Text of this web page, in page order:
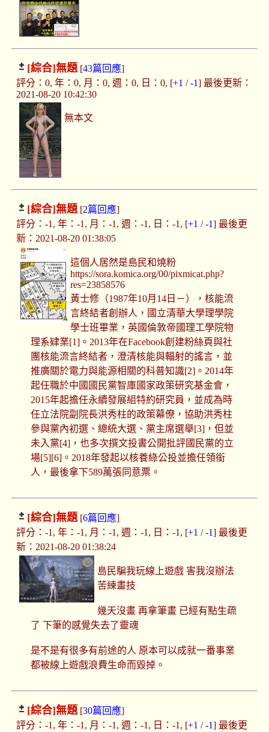
[綜合]無題[43篇回應]
評分：0, 年：0, 月：0, 週：0, 日：0, [+1 /-1] 最後更新：
2021-08-20 10:42:30
無本文
[綜合]無題[2篇回應]
評分：-1, 年：-1, 月：-1, 週：-1, 日：-1, [+1 /-1] 最後更
新：2021-08-20 01:38:05
這個人居然是島民和燒粉
https://sora.komica.org/00/pixmicat.php?
res=23858576
黃士修（1987年10月14日－），核能流
言終結者創辦人，國立清華大學理學院
學士班畢業，英國倫敦帝國理工學院物
理系肄業[1]。2013年在Facebook創建粉絲頁與社
團核能流言終結者，澄清核能與輻射的謠言，並
推廣關於電力與能源相關的科普知識[2]。2014年
起任職於中國國民黨智庫國家政策研究基金會，
2015年起擔任永續發展組特約研究員，並成為時
任立法院副院長洪秀柱的政策幕僚，協助洪秀柱
參與黨內初選、總統大選、黨主席選舉[3]，但並
未入黨[4]，也多次撰文投書公開批評國民黨的立
場[5][6]。2018年發起以核養綠公投並擔任領銜
人，最後拿下589萬張同意票。
[綜合]無題[6篇回應]
評分：-1, 年：-1, 月：-1, 週：-1, 日：-1, [+1 /-1] 最後更
新：2021-08-20 01:38:24
島民騙我玩線上遊戲 害我沒辦法
苦練畫技
幾天沒畫 再拿筆畫 已經有點生疏
了 下筆的感覺失去了靈魂
是不是有很多有前途的人 原本可以成就一番事業
都被線上遊戲浪費生命而毀掉。
[綜合]無題[30篇回應]
評分：-1, 年：-1, 月：-1, 週：-1, 日：-1, [+1 /-1] 最後更